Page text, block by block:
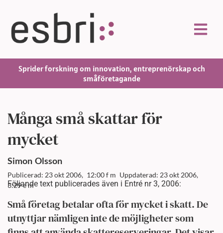
Sprider forskning om innovation, entreprenörskap och
småföretagande
Många små skattar för
mycket
Simon Olsson
Publicerad: 23 okt 2006, 12:00 f m Uppdaterad: 23 okt 2006,
3:29 e m
Följande text publicerades även i Entré nr 3, 2006:
Små företag betalar ofta för mycket i skatt. De
utnyttjar nämligen inte de möjligheter som